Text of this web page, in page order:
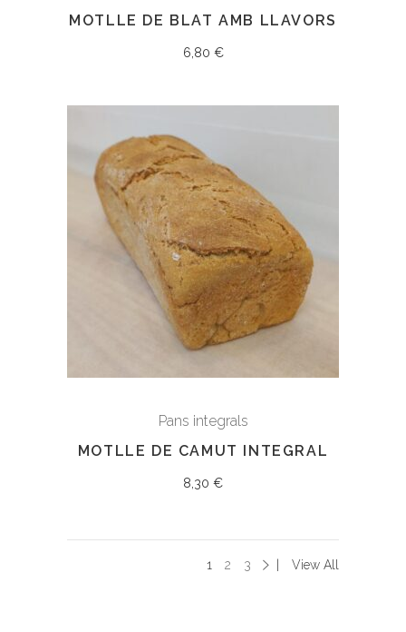
MOTLLE DE BLAT AMB LLAVORS
6,80 €
Pans integrals
MOTLLE DE CAMUT INTEGRAL
8,30 €
1 2 3 View All